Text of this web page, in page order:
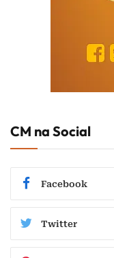
CM na Social
Facebook
Twitter